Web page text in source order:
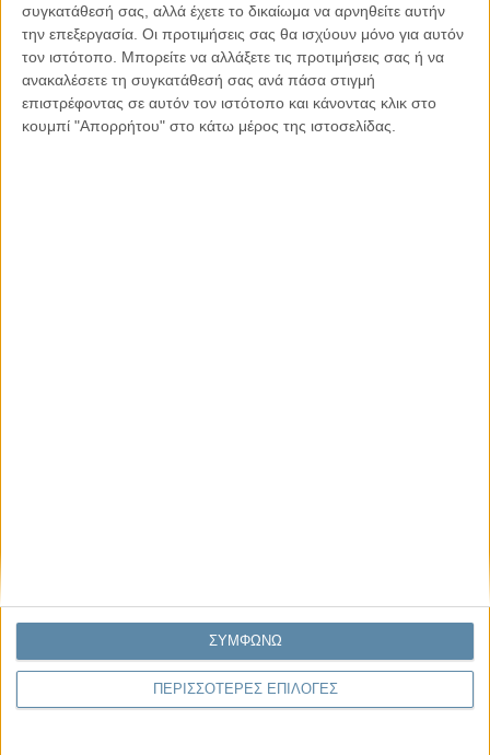
συγκατάθεσή σας, αλλά έχετε το δικαίωμα να αρνηθείτε αυτήν
την επεξεργασία. Οι προτιμήσεις σας θα ισχύουν μόνο για αυτόν
τον ιστότοπο. Μπορείτε να αλλάξετε τις προτιμήσεις σας ή να
ανακαλέσετε τη συγκατάθεσή σας ανά πάσα στιγμή
επιστρέφοντας σε αυτόν τον ιστότοπο και κάνοντας κλικ στο
κουμπί "Απορρήτου" στο κάτω μέρος της ιστοσελίδας.
ΠΕΡΙΣΣΟΤΕΡΕΣ ΕΠΙΛΟΓΕΣ
ΣΥΜΦΩΝΩ
Γιάννης Πανούσης
Μικροδιάβολοι ή άγουροι
εγκληματίες; – Άρθρο – παρέμβαση
στο Propago του Γιάννη Πανούση
Να αφήνεις τους ανθρώπους να είναι (letting